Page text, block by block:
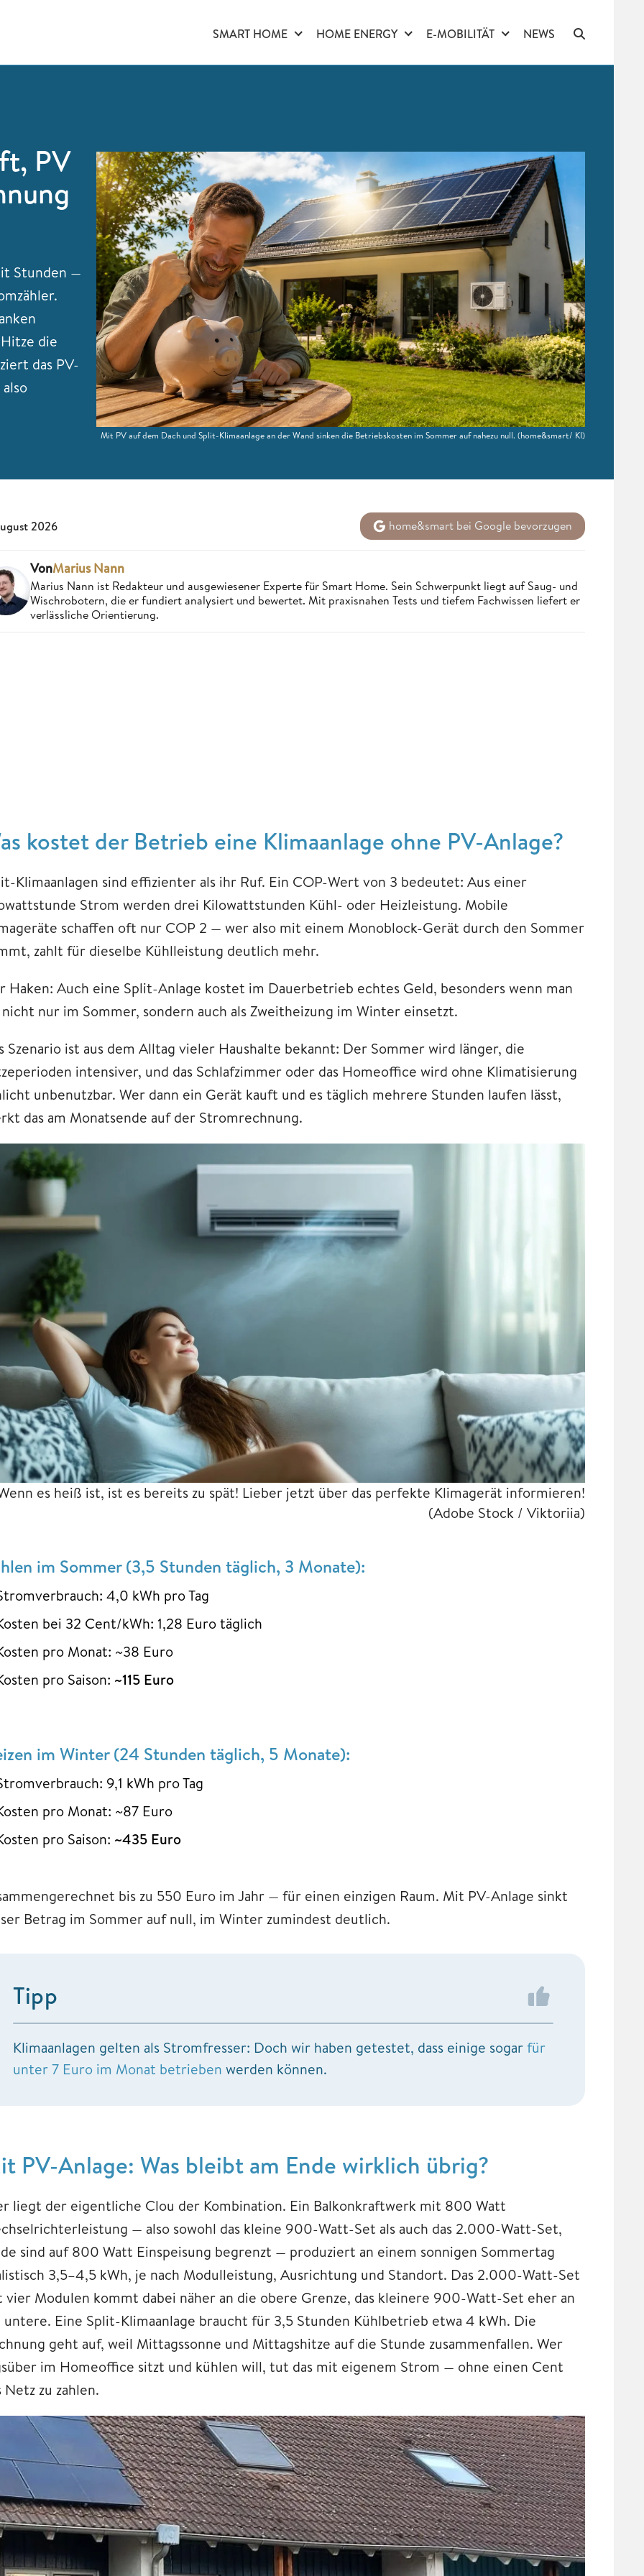
SMART HOME HOME ENERGY E-MOBILITÄT NEWS
PV
Stunden —
die
das PV-
Mit PV auf dem Dach und Split-Klimaanlage an der Wand sinken die Betriebskosten im Sommer auf nahezu null.(home&smart/ KI)
2026 home&smart bei Google bevorzugen
VonMarius Nann
Marius Nann ist Redakteur und ausgewiesener Experte für Smart Home. Sein Schwerpunkt liegt auf Saug- und
Wischrobotern, die er fundiert analysiert und bewertet. Mit praxisnahen Tests und tiefem Fachwissen liefert er
verlässliche Orientierung.
kostet der Betrieb eine Klimaanlage ohne PV-Anlage?
Klimaanlagen sind effizienter als ihr Ruf. Ein COP-Wert von 3 bedeutet: Aus einer
Strom werden drei Kilowattstunden Kühl- oder Heizleistung. Mobile
schaffen oft nur COP 2 — wer also mit einem Monoblock-Gerät durch den Sommer
zahlt für dieselbe Kühlleistung deutlich mehr.
Haken: Auch eine Split-Anlage kostet im Dauerbetrieb echtes Geld, besonders wenn man
nur im Sommer, sondern auch als Zweitheizung im Winter einsetzt.
Szenario ist aus dem Alltag vieler Haushalte bekannt: Der Sommer wird länger, die
intensiver, und das Schlafzimmer oder das Homeoffice wird ohne Klimatisierung
unbenutzbar. Wer dann ein Gerät kauft und es täglich mehrere Stunden laufen lässt,
das am Monatsende auf der Stromrechnung.
es heiß ist, ist es bereits zu spät! Lieber jetzt über das perfekte Klimagerät informieren!
(Adobe Stock / Viktoriia)
im Sommer (3,5 Stunden täglich, 3 Monate):
4,0 kWh pro Tag
bei 32 Cent/kWh: 1,28 Euro täglich
pro Monat: ~38 Euro
pro Saison: ~115 Euro
im Winter (24 Stunden täglich, 5 Monate):
9,1 kWh pro Tag
pro Monat: ~87 Euro
pro Saison: ~435 Euro
bis zu 550 Euro im Jahr — für einen einzigen Raum. Mit PV-Anlage sinkt
Betrag im Sommer auf null, im Winter zumindest deutlich.
Tipp
Klimaanlagen gelten als Stromfresser: Doch wir haben getestet, dass einige sogarfür
unter 7 Euro im Monat betrieben werden können.
PV-Anlage: Was bleibt am Ende wirklich übrig?
liegt der eigentliche Clou der Kombination. Ein Balkonkraftwerk mit 800 Watt
— also sowohl das kleine 900-Watt-Set als auch das 2.000-Watt-Set,
sind auf 800 Watt Einspeisung begrenzt — produziert an einem sonnigen Sommertag
3,5–4,5 kWh, je nach Modulleistung, Ausrichtung und Standort. Das 2.000-Watt-Set
vier Modulen kommt dabei näher an die obere Grenze, das kleinere 900-Watt-Set eher an
untere. Eine Split-Klimaanlage braucht für 3,5 Stunden Kühlbetrieb etwa 4 kWh. Die
geht auf, weil Mittagssonne und Mittagshitze auf die Stunde zusammenfallen. Wer
im Homeoffice sitzt und kühlen will, tut das mit eigenem Strom — ohne einen Cent
Netz zu zahlen.